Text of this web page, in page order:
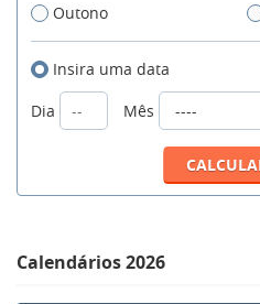
Outono
Insira uma data
Dia
Mês
Calendários 2026